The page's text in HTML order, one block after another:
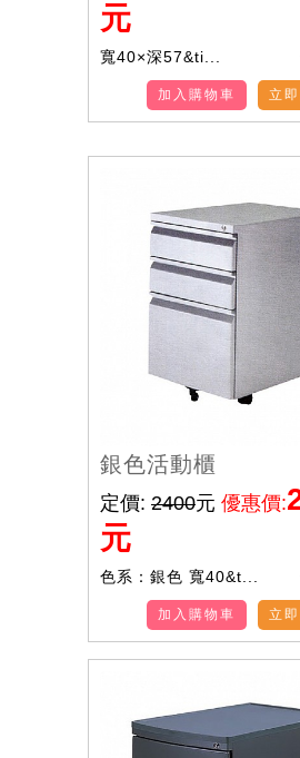
元
寬40×深57&ti...
立
加入購物車
銀色活動櫃
定價: 2400元 優惠價:
元
色系：銀色 寬40&t...
立
加入購物車